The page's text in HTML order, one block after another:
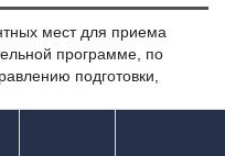
мест для приема
программе, по
подготовки,